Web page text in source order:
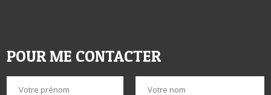
POUR ME CONTACTER